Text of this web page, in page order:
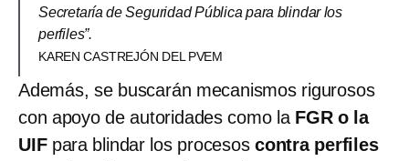
Secretaría de Seguridad Pública para blindar los
perfiles”.
KAREN CASTREJÓN DEL PVEM
Además, se buscarán mecanismos rigurosos
con apoyo de autoridades como la FGR o la
UIF para blindar los procesoscontra perfiles